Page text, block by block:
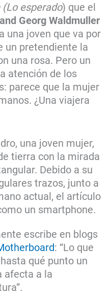
esperado) que el
Georg Waldmuller
una joven que va por
un pretendiente la
una rosa. Pero un
atención de los
parece que la mujer
¿Una viajera
una joven mujer,
tierra con la mirada
Debido a su
trazos, junto a
actual, el artículo
un smartphone.
escribe en blogs
: “Lo que
qué punto un
afecta a la